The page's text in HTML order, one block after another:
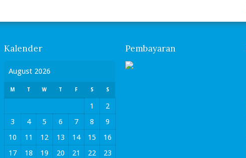
Kalender
August 2026
M T W T F S S
1
2
3
4 5 6 7 8
9
10
11 12 13 14 15
16
17
18 19 20 21 22
23
Pembayaran